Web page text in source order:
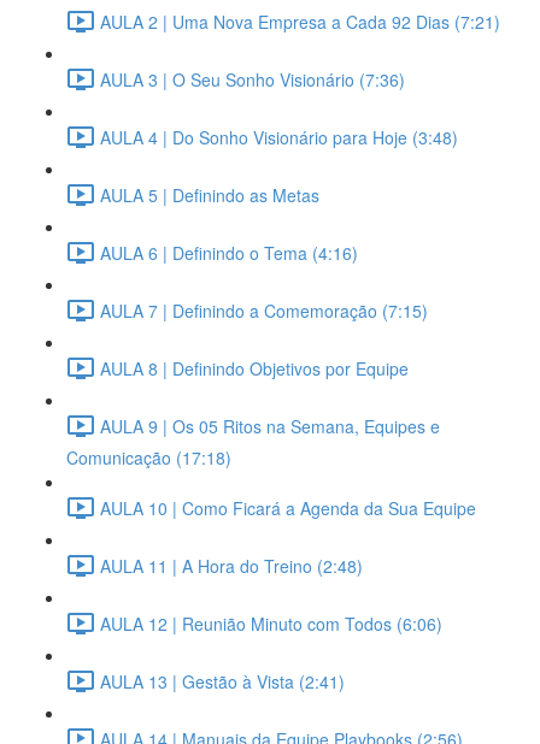
AULA 2 | Uma Nova Empresa a Cada 92 Dias (7:21)
AULA 3 | O Seu Sonho Visionário (7:36)
AULA 4 | Do Sonho Visionário para Hoje (3:48)
AULA 5 | Definindo as Metas
AULA 6 | Definindo o Tema (4:16)
AULA 7 | Definindo a Comemoração (7:15)
AULA 8 | Definindo Objetivos por Equipe
AULA 9 | Os 05 Ritos na Semana, Equipes e
Comunicação (17:18)
AULA 10 | Como Ficará a Agenda da Sua Equipe
AULA 11 | A Hora do Treino (2:48)
AULA 12 | Reunião Minuto com Todos (6:06)
AULA 13 | Gestão à Vista (2:41)
AULA 14 | Manuais da Equipe Playbooks (2:56)